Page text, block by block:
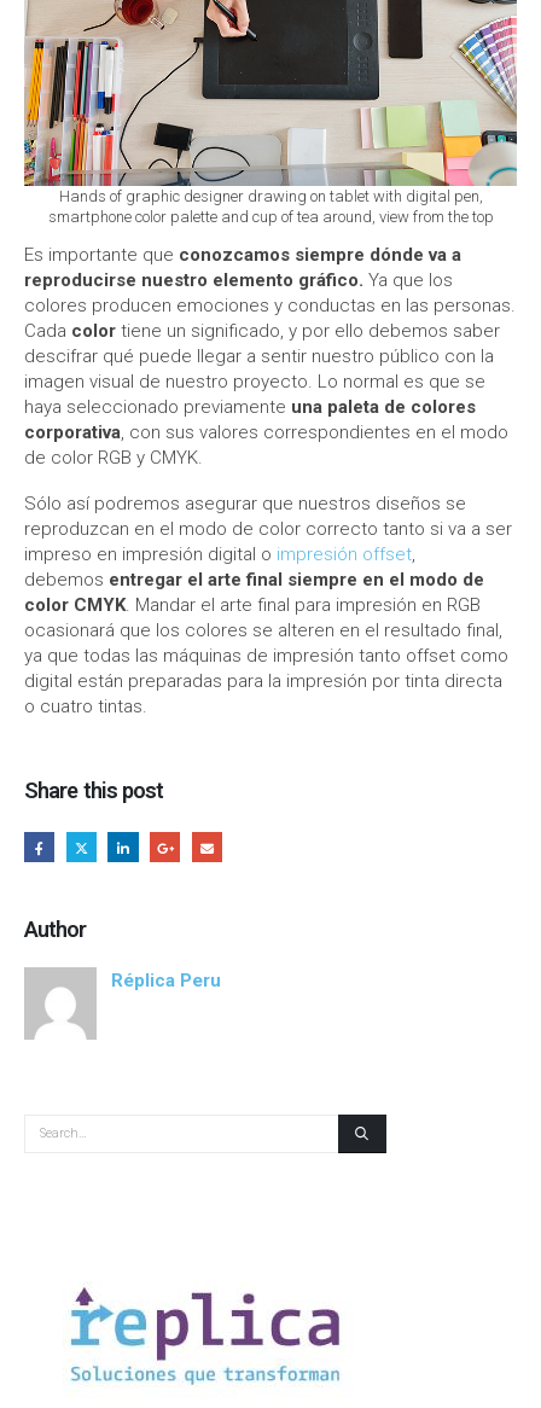
Hands of graphic designer drawing on tablet with digital pen,
smartphone color palette and cup of tea around, view from the top
Es importante que conozcamos siempre dónde va a
reproducirse nuestro elemento gráfico. Ya que los
colores producen emociones y conductas en las personas.
Cada color tiene un significado, y por ello debemos saber
descifrar qué puede llegar a sentir nuestro público con la
imagen visual de nuestro proyecto. Lo normal es que se
haya seleccionado previamente una paleta de colores
corporativa, con sus valores correspondientes en el modo
de color RGB y CMYK.
Sólo así podremos asegurar que nuestros diseños se
reproduzcan en el modo de color correcto tanto si va a ser
impreso en impresión digital o impresión offset,
debemos entregar el arte final siempre en el modo de
color CMYK. Mandar el arte final para impresión en RGB
ocasionará que los colores se alteren en el resultado final,
ya que todas las máquinas de impresión tanto offset como
digital están preparadas para la impresión por tinta directa
o cuatro tintas.
Share this post
Author
Réplica Peru